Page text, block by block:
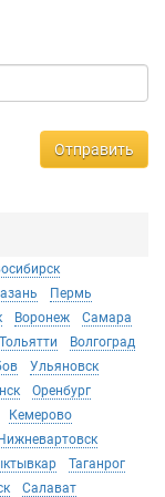
Отправить
Пермь
Воронеж
Самара
Тольятти
Волгоград
Ульяновск
Оренбург
Кемерово
Нижневартовск
Таганрог
Салават